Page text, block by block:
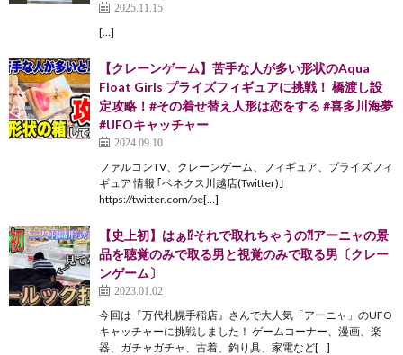
2025.11.15
[…]
【クレーンゲーム】苦手な人が多い形状のAqua
Float Girls プライズフィギュアに挑戦！ 橋渡し設
定攻略！#その着せ替え人形は恋をする #喜多川海夢
#UFOキャッチャー
2024.09.10
ファルコンTV、クレーンゲーム、フィギュア、プライズフィ
ギュア 情報 ｢ベネクス川越店(Twitter)｣
https://twitter.com/be[…]
【史上初】はぁ⁉︎それで取れちゃうの⁈アーニャの景
品を聴覚のみで取る男と視覚のみで取る男〔クレー
ンゲーム〕
2023.01.02
今回は『万代札幌手稲店』さんで大人気「アーニャ」のUFO
キャッチャーに挑戦しました！ ゲームコーナー、漫画、楽
器、ガチャガチャ、古着、釣り具、家電など[…]